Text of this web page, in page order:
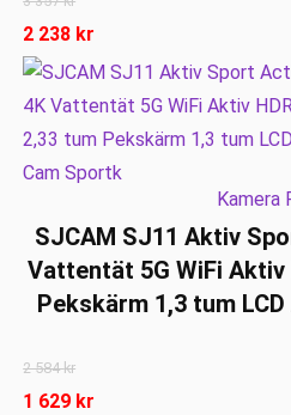
2 238 kr
Kamera
SJCAM SJ11 Aktiv
Vattentät 5G WiFi Aktiv
Pekskärm 1,3 tum
2 584kr
1 629 kr